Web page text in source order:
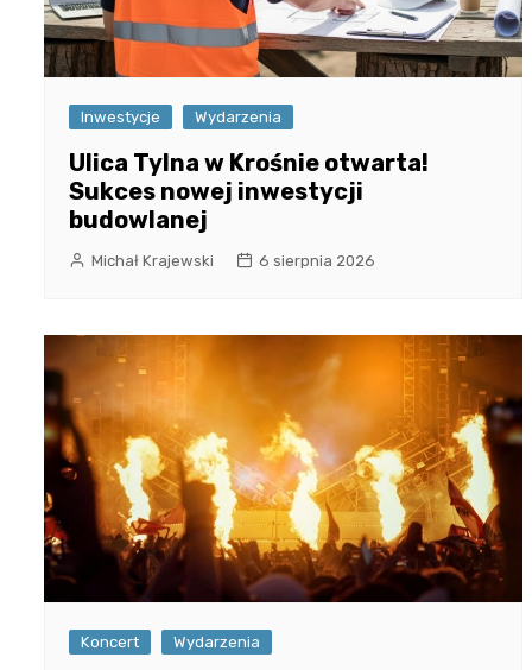
Inwestycje Wydarzenia
Ulica Tylna w Krośnie otwarta!
Sukces nowej inwestycji
budowlanej
Michał Krajewski 6 sierpnia 2026
Koncert Wydarzenia